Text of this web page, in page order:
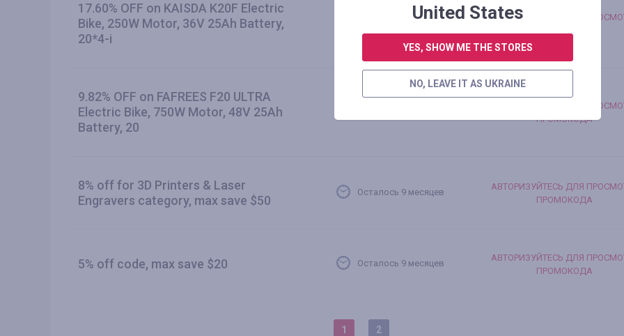
17.60% OFF on KAISDA K20F Electric
Bike, 250W Motor, 36V 25Ah Battery,
20*4-i
АВТОРИЗУЙТЕСЬ ДЛЯ
9.82% OFF on FAFREES F20 ULTRA
Electric Bike, 750W Motor, 48V 25Ah
Battery, 20
АВТОРИЗУЙТЕСЬ ДЛЯ
ПРОМОКОДА
8% off for 3D Printers & Laser
Engravers category, max save $50
Осталось 9 месяцев
АВТОРИЗУЙТЕСЬ ДЛЯ
ПРОМОКОДА
5% off code, max save $20 Осталось 9 месяцев
АВТОРИЗУЙТЕСЬ ДЛЯ
ПРОМОКОДА
1 2
United States
YES, SHOW ME THE STORES
NO, LEAVE IT AS UKRAINE